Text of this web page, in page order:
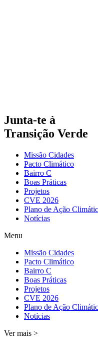
Junta-te à
Transição Verde
Missão Cidades
Pacto Climático
Bairro C
Boas Práticas
Projetos
CVE 2026
Plano de Ação
Notícias
Menu
Missão Cidades
Pacto Climático
Bairro C
Boas Práticas
Projetos
CVE 2026
Plano de Ação
Notícias
Ver mais >